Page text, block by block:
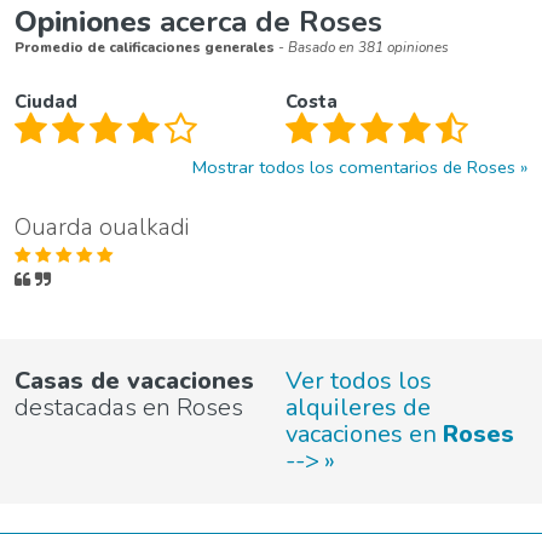
Opiniones acerca de Roses
Promedio de calificaciones generales - Basado en 381 opiniones
Ciudad Costa
Mostrar todos los comentarios de Roses
Ouarda oualkadi
Casas de vacaciones
destacadas en Roses
Ver todos los
alquileres de
vacaciones en Roses
-->